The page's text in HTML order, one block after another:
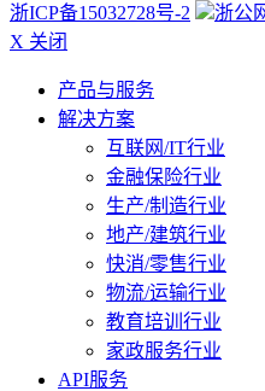
浙ICP备15032728号-2
浙公
X 关闭
产品与服务
解决方案
互联网/IT行业
金融保险行业
生产/制造行业
地产/建筑行业
快消/零售行业
物流/运输行业
教育培训行业
家政服务行业
API服务